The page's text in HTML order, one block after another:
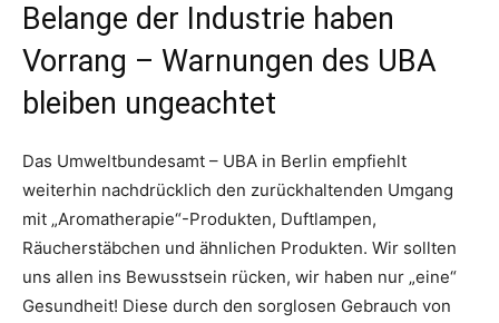
Belange der Industrie haben
Vorrang – Warnungen des UBA
bleiben ungeachtet
Das Umweltbundesamt – UBA in Berlin empfiehlt
weiterhin nachdrücklich den zurückhaltenden Umgang
mit „Aromatherapie“-Produkten, Duftlampen,
Räucherstäbchen und ähnlichen Produkten. Wir sollten
uns allen ins Bewusstsein rücken, wir haben nur „eine“
Gesundheit! Diese durch den sorglosen Gebrauch von